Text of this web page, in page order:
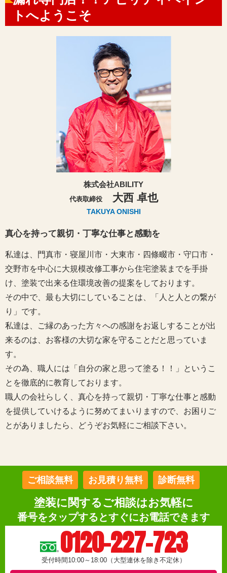
トへようこそ
株式会社ABILITY
代表取締役 大西 卓也
TAKUYA ONISHI
真心を持って親切・丁寧な仕事と感動を
私達は、門真市・寝屋川市・大東市・四條畷市・守口市・
交野市を中心に大規模改修工事から住宅塗装までを手掛
け、塗装で出来る住環境改善の提案をしております。
その中で、最も大切にしていることは、「人と人との繋が
り」です。
私達は、ご縁のあった方々への感謝をお返しすることが出
来るのは、お客様の大切な家を守ることだと思っていま
す。
その為、職人には「自分の家と思って塗る！！」というこ
とを徹底的に教育しております。
職人の会社らしく、真心を持って親切・丁寧な仕事と感動
を提供していけるように努めてまいりますので、お困りご
とがありましたら、どうぞお気軽にご相談下さい。
ご相談無料 お見積り無料 診断無料
塗装に関するご相談はお気軽に
番号をタップするとすぐにお電話できます
0120-227-723
受付時間10:00～18:00（大型連休を除き不定休）